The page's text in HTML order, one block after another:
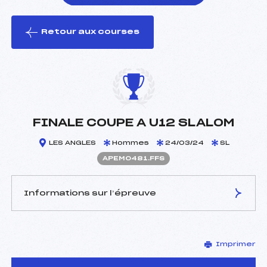
le ski
Retour aux courses
FINALE COUPE A U12 SLALOM
LES ANGLES Hommes 24/03/24 SL
APEM0481.FFS
Informations sur l’épreuve
SEIGNOL LUC (PE)
Arbitre :
GARCIA LOIC (PE)
Imprimer